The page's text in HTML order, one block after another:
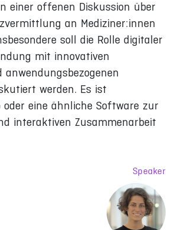
einer offenen Diskussion über
an Mediziner:innen
soll die Rolle digitaler
mit innovativen
werden. Es ist
oder eine ähnliche Software zur
interaktiven Zusammenarbeit
Speaker